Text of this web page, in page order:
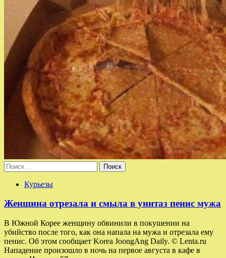
Найти:
Курьезы
Женщина отрезала и смыла в унитаз пенис мужа
В Южной Корее женщину обвинили в покушении на
убийство после того, как она напала на мужа и отрезала ему
пенис. Об этом сообщает Korea JoongAng Daily. © Lenta.ru
Нападение произошло в ночь на первое августа в кафе в